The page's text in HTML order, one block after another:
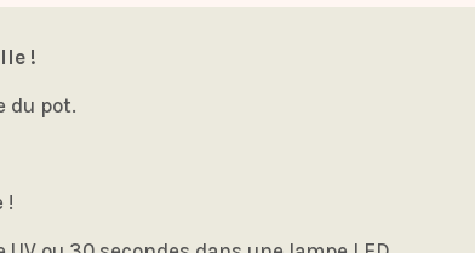
!
du pot.
!